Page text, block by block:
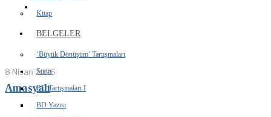
Kitap
BELGELER
‘Büyük Dönüşüm’ Tartışmaları
Sunu
BD Tartışmaları I
BD Yazısı
8 Nisan 2026
Amasyalı